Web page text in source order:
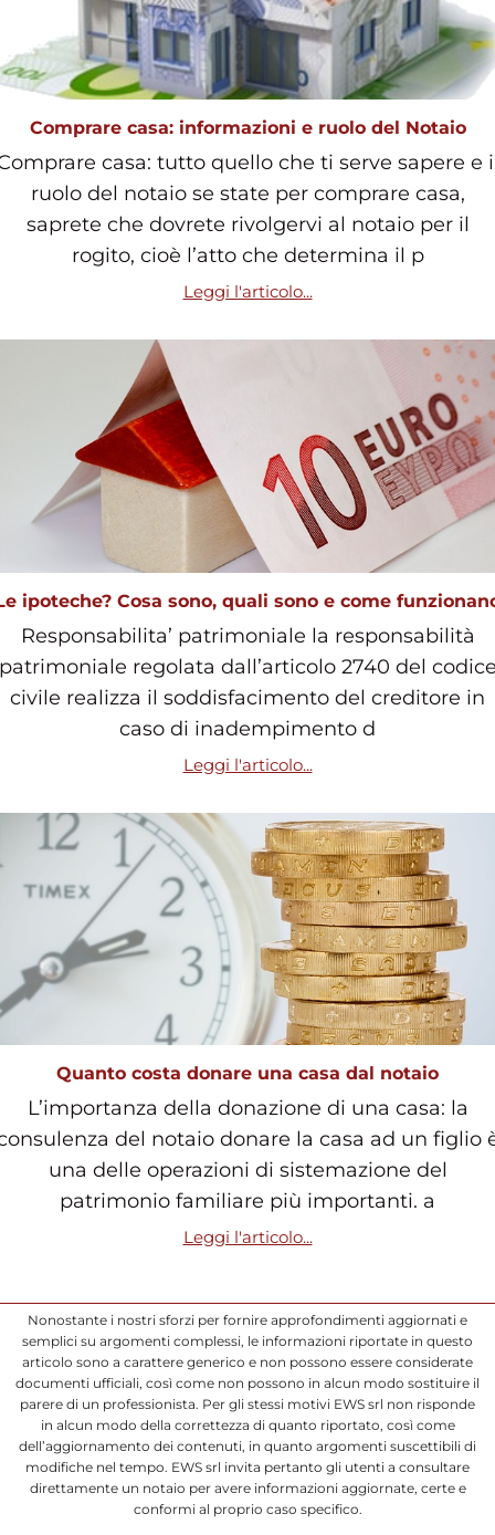
Comprare casa: informazioni e ruolo del Notaio
casa: tutto quello che ti serve sapere e
ruolo del notaio se state per comprare casa,
saprete che dovrete rivolgervi al notaio per il
rogito, cioè l’atto che determina il p
Leggi l'articolo...
ipoteche? Cosa sono, quali sono e come
Responsabilita’ patrimoniale la responsabilità
regolata dall’articolo 2740 del
civile realizza il soddisfacimento del creditore in
caso di inadempimento d
Leggi l'articolo...
Quanto costa donare una casa dal notaio
L’importanza della donazione di una casa: la
del notaio donare la casa ad un figlio
una delle operazioni di sistemazione del
patrimonio familiare più importanti. a
Leggi l'articolo...
Nonostante i nostri sforzi per fornire approfondimenti aggiornati e
semplici su argomenti complessi, le informazioni riportate in questo
articolo sono a carattere generico e non possono essere considerate
documenti ufficiali, così come non possono in alcun modo sostituire il
parere di un professionista. Per gli stessi motivi EWS srl non risponde
in alcun modo della correttezza di quanto riportato, così come
dell’aggiornamento dei contenuti, in quanto argomenti suscettibili di
modifiche nel tempo. EWS srl invita pertanto gli utenti a consultare
direttamente un notaio per avere informazioni aggiornate, certe e
conformi al proprio caso specifico.